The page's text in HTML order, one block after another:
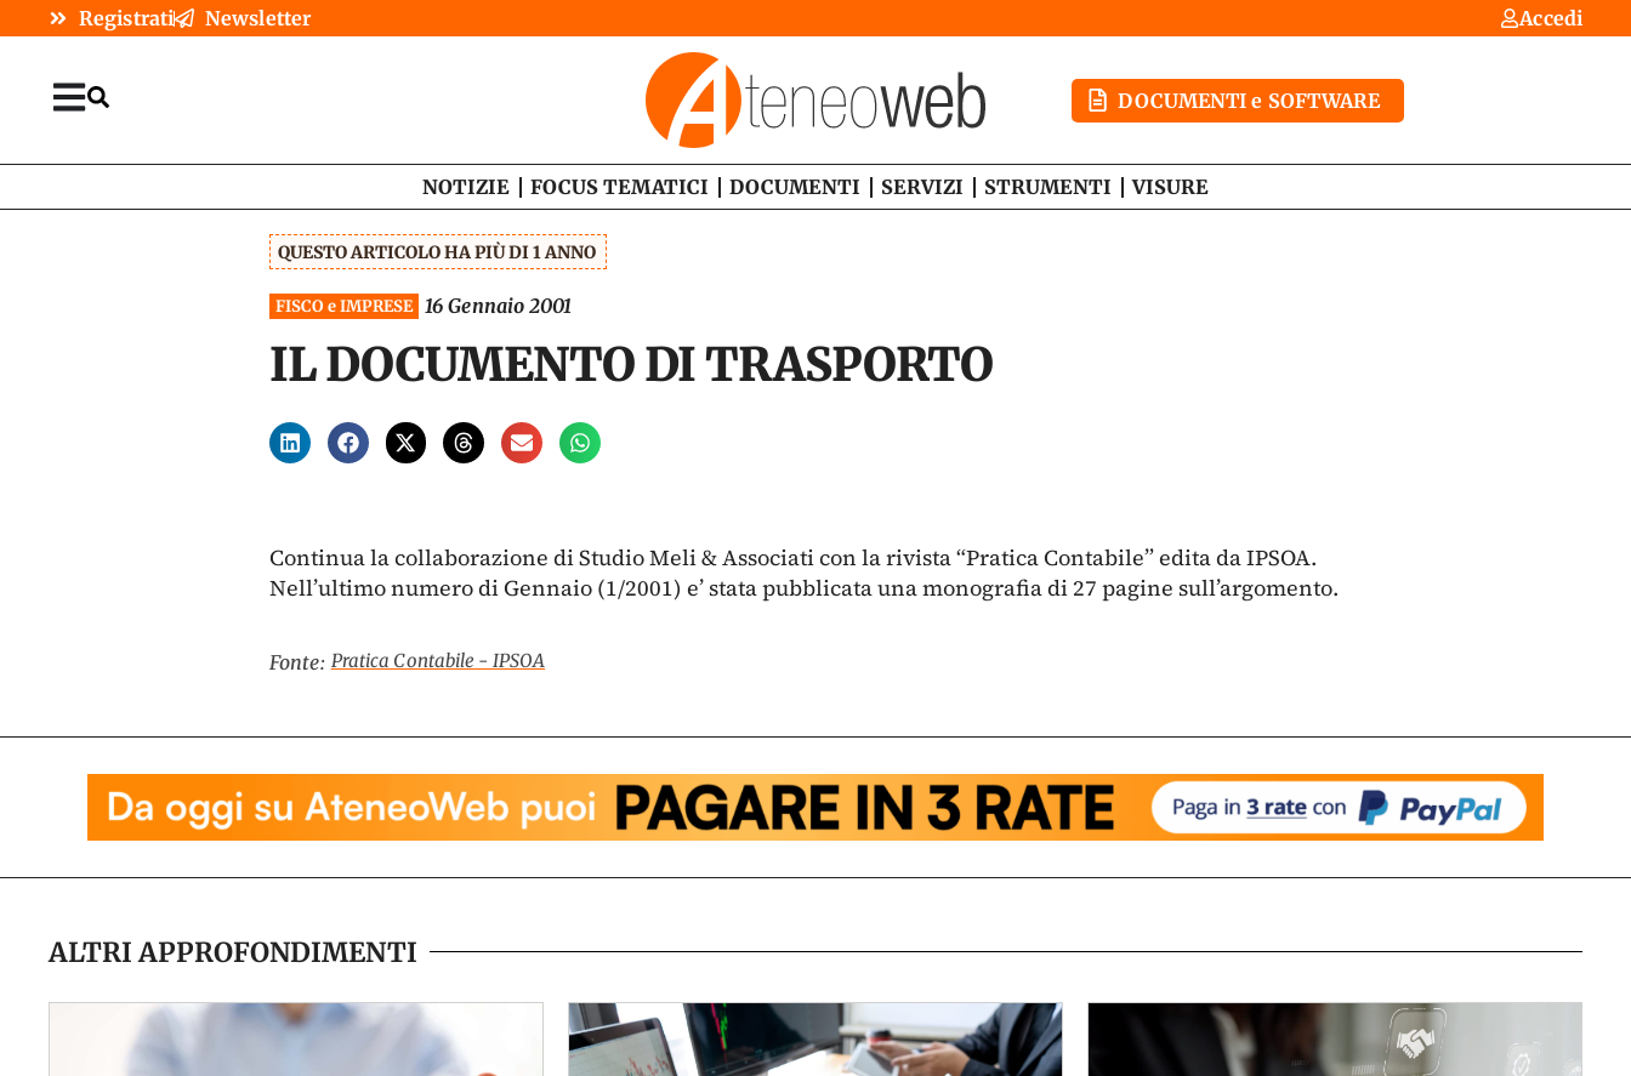
Registrati Newsletter Accedi
DOCUMENTI e SOFTWARE
NOTIZIE FOCUS TEMATICI DOCUMENTI SERVIZI STRUMENTI VISURE
QUESTO ARTICOLO HA PIÙ DI 1 ANNO
FISCO e IMPRESE 16 Gennaio 2001
IL DOCUMENTO DI TRASPORTO
Continua la collaborazione di Studio Meli & Associati con la rivista “Pratica Contabile” edita da IPSOA.
Nell’ultimo numero di Gennaio (1/2001) e’ stata pubblicata una monografia di 27 pagine sull’argomento.
Fonte: Pratica Contabile - IPSOA
ALTRI APPROFONDIMENTI